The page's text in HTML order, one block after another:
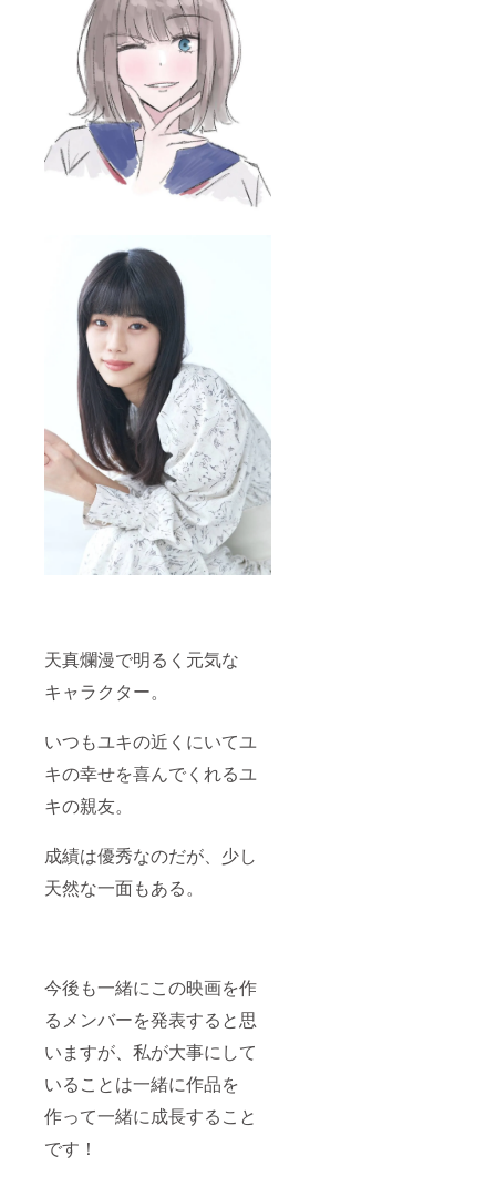
天真爛漫で明るく元気な
キャラクター。
いつもユキの近くにいてユ
キの幸せを喜んでくれるユ
キの親友。
成績は優秀なのだが、少し
天然な一面もある。
今後も一緒にこの映画を作
るメンバーを発表すると思
いますが、私が大事にして
いることは一緒に作品を
作って一緒に成長すること
です！